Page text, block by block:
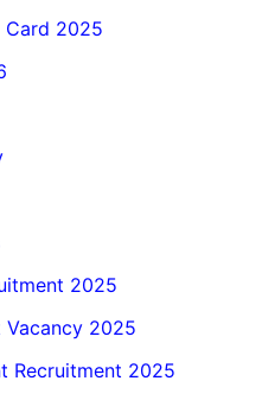
Card 2025
2025
Vacancy 2025
Recruitment 2025